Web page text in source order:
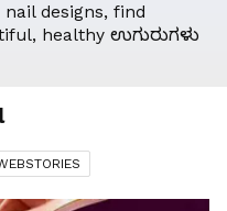
designs, find
healthy ಉಗುರುಗಳು